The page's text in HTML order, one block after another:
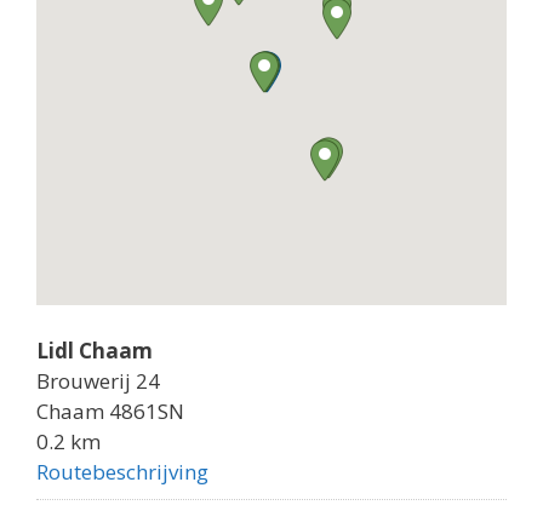
Lidl Chaam
Brouwerij 24
Chaam 4861SN
0.2 km
Routebeschrijving